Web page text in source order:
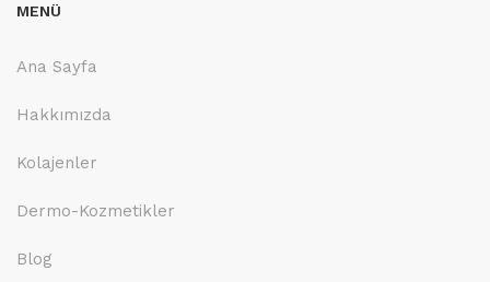
MENÜ
Ana Sayfa
Hakkımızda
Kolajenler
Dermo-Kozmetikler
Blog